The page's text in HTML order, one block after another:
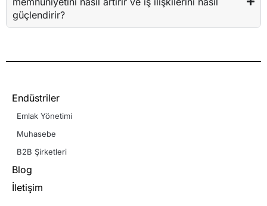
güçlendirir?
Endüstriler
Emlak Yönetimi
Muhasebe
B2B Şirketleri
Blog
İletişim